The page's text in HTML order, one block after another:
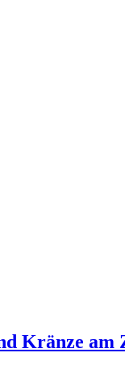
Kränze am